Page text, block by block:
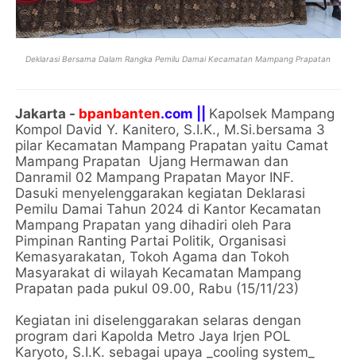
Deklarasi Bersama Dalam Rangka Pemilu Damai Kecamatan Mampang Prapatan
Jakarta - bpanbanten.com || Kapolsek Mampang
Kompol David Y. Kanitero, S.I.K., M.Si.bersama 3
pilar Kecamatan Mampang Prapatan yaitu Camat
Mampang Prapatan Ujang Hermawan dan
Danramil 02 Mampang Prapatan Mayor INF.
Dasuki menyelenggarakan kegiatan Deklarasi
Pemilu Damai Tahun 2024 di Kantor Kecamatan
Mampang Prapatan yang dihadiri oleh Para
Pimpinan Ranting Partai Politik, Organisasi
Kemasyarakatan, Tokoh Agama dan Tokoh
Masyarakat di wilayah Kecamatan Mampang
Prapatan pada pukul 09.00, Rabu (15/11/23)
Kegiatan ini diselenggarakan selaras dengan
program dari Kapolda Metro Jaya Irjen POL
Karyoto, S.I.K. sebagai upaya _cooling system_